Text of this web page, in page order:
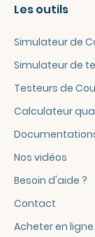
Les outils
Simulateur de
Simulateur de
Testeurs de
Calculateur
Nos vidéos
Besoin d'aide ?
Contact
Acheter en ligne